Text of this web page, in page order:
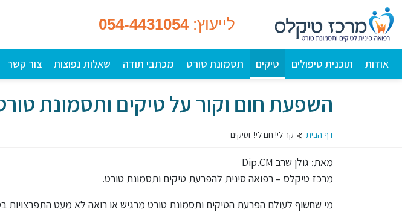
לייעוץ:054-4431054
אודות תוכנית טיפולים טיקים תסמונת טורט מכתבי תודה שאלות נפוצות צור קשר
השפעת חום וקור על טיקים ותסמונת
דף הבית קר לי! חם לי! וטיקים
מאת: גולן שרב Dip.CM
מרכז טיקלס – רפואה סינית להפרעת טיקים ותסמונת טורט.
מי שחשוף לעולם הפרעת הטיקים ותסמונת טורט מרגיש או רואה לא מעט התפרצויות